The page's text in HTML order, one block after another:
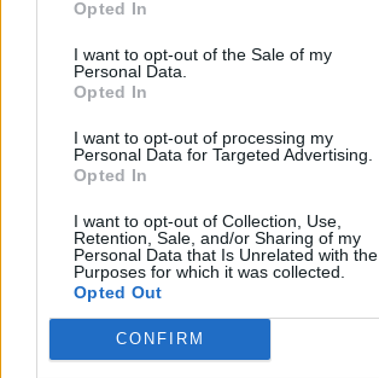
Opted In
I want to opt-out of the Sale of my
Personal Data.
Opted In
I want to opt-out of processing my
Personal Data for Targeted Advertising.
Opted In
I want to opt-out of Collection, Use,
Retention, Sale, and/or Sharing of my
Personal Data that Is Unrelated with the
Purposes for which it was collected.
Opted Out
CONFIRM